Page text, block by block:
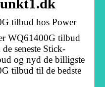
tilbud hos Power
WQ61400G tilbud
seneste Stick-
og nyd de billigste
tilbud til de bedste